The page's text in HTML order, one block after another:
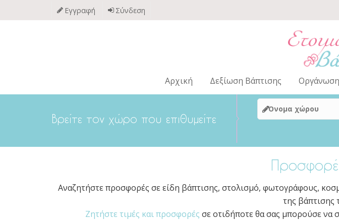
προς
Εγγραφή Σύνδεση
Αρχική Δεξίωση Βάπτισης
Βρείτε τον χώρο που επιθυμείτε
Αναζητήστε προσφορές σε είδη βάπτισης, στολισμό, φωτογράφους,
της
Ζητήστε τιμές και προσφορές σε οτιδήποτε θα σας μπορούσε να